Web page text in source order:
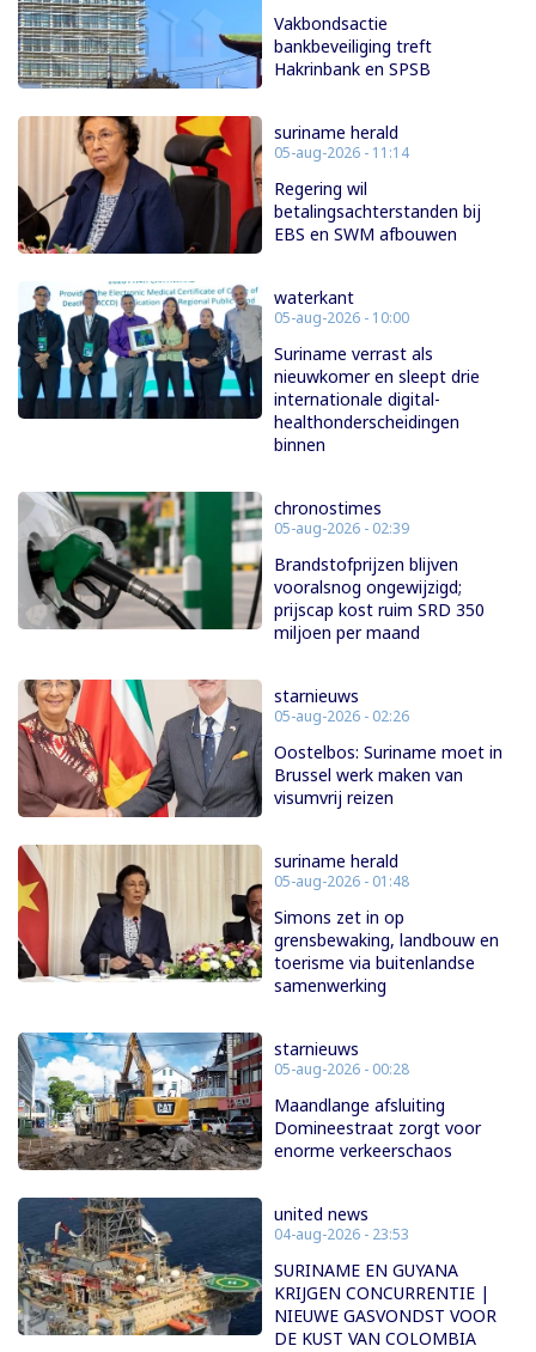
Vakbondsactie
bankbeveiliging treft
Hakrinbank en SPSB
suriname herald
05-aug-2026 - 11:14
Regering wil
betalingsachterstanden bij
EBS en SWM afbouwen
waterkant
05-aug-2026 - 10:00
Suriname verrast als
nieuwkomer en sleept drie
internationale digital-
healthonderscheidingen
binnen
chronostimes
05-aug-2026 - 02:39
Brandstofprijzen blijven
vooralsnog ongewijzigd;
prijscap kost ruim SRD 350
miljoen per maand
starnieuws
05-aug-2026 - 02:26
Oostelbos: Suriname moet in
Brussel werk maken van
visumvrij reizen
suriname herald
05-aug-2026 - 01:48
Simons zet in op
grensbewaking, landbouw en
toerisme via buitenlandse
samenwerking
starnieuws
05-aug-2026 - 00:28
Maandlange afsluiting
Domineestraat zorgt voor
enorme verkeerschaos
united news
04-aug-2026 - 23:53
SURINAME EN GUYANA
KRIJGEN CONCURRENTIE |
NIEUWE GASVONDST VOOR
DE KUST VAN COLOMBIA